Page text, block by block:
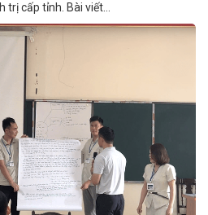
cấp tỉnh. Bài viết...